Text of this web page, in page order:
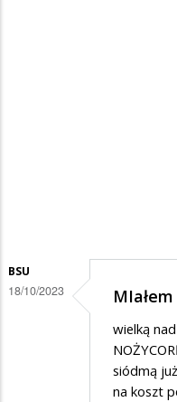
BSU
18/10/2023 MIałem
wielką
siódmą
na koszt